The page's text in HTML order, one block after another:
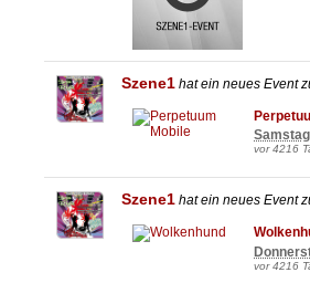
Szene1 hat ein neues Event
vor 4216
Szene1 hat ein neues Event
vor 4216